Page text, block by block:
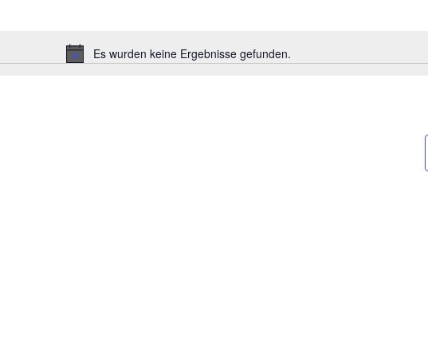
Hinweis
Es wurden keine Ergebnisse gefunden.